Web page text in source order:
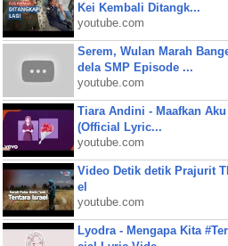
Kei Kembali Ditangk...
youtube.com
Serem, Wulan Marah
dela SMP Episode ...
youtube.com
Tiara Andini - Maafkan
(Official Lyric...
youtube.com
Video Detik detik Prajurit
el
youtube.com
Lyodra - Mengapa Kita